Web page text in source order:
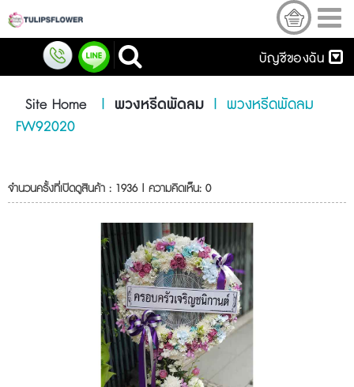
บัญชีของฉัน
Site Home | พวงหรีดพัดลม | พวงหรีดพัดลม
FW92020
จำนวนครั้งที่เปิดดูสินค้า : 1936 | ความคิดเห็น: 0